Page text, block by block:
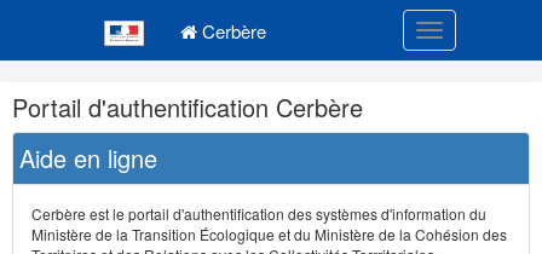
Cerbère Toggle
Navigation
et
outils
annexes
Portail d'authentification Cerbère
Aide en ligne
Cerbère est le portail d'authentification des systèmes d'information du
Ministère de la Transition Écologique et du Ministère de la Cohésion des